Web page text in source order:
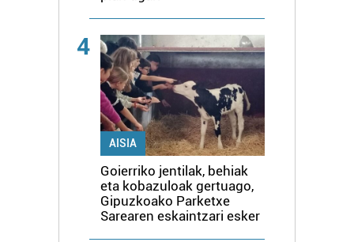
4
AISIA
Goierriko jentilak, behiak
eta kobazuloak gertuago,
Gipuzkoako Parketxe
Sarearen eskaintzari esker